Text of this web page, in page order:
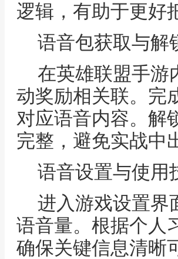
逻辑，有助于更好
语音包获取与解
在英雄联盟手游
动奖励相关联。完
对应语音内容。解
完整，避免实战中
语音设置与使用
进入游戏设置界
语音量。根据个人
确保关键信息清晰